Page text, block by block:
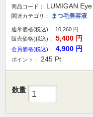
商品コード： LUMIGAN
関連カテゴリ： まつ毛美容液
通常価格(税込)： 10,260 円
販売価格(税込)：
5,400 円
会員価格(税込)： 4,900 円
ポイント： 245 Pt
数量